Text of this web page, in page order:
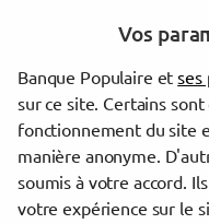
FAUCIGNY ST PIERRE
Les agences Banque
Annecy
Annemasse
Vos
Banque Populaire etses
sur ce site. Certains
fonctionnement du site
manière anonyme.
soumis à votre accord.
votre expérience sur le